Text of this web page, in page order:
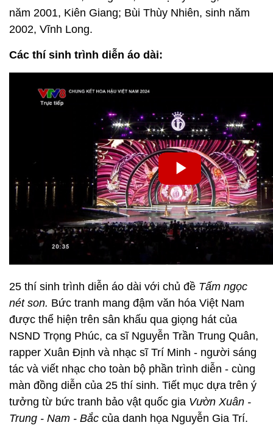
năm 2001, Kiên Giang; Bùi Thùy Nhiên, sinh năm
2002, Vĩnh Long.
Các thí sinh trình diễn áo dài:
25 thí sinh trình diễn áo dài với chủ đề Tấm ngọc
nét son. Bức tranh mang đậm văn hóa Việt Nam
được thể hiện trên sân khấu qua giọng hát của
NSND Trọng Phúc, ca sĩ Nguyễn Trần Trung Quân,
rapper Xuân Định và nhạc sĩ Trí Minh - người sáng
tác và viết nhạc cho toàn bộ phần trình diễn - cùng
màn đồng diễn của 25 thí sinh. Tiết mục dựa trên ý
tưởng từ bức tranh bảo vật quốc gia Vườn Xuân -
Trung - Nam - Bắc của danh họa Nguyễn Gia Trí.